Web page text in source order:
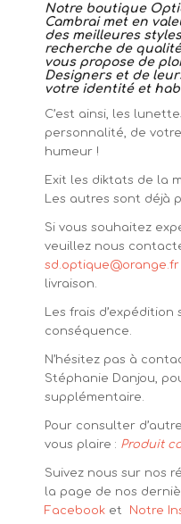
Notre boutique
Cambrai met en
des meilleures
recherche de
vous propose de
Designers et de
votre identité et
C’est ainsi, les
personnalité, de
humeur !
Exit les diktats de la
Les autres sont déjà
Si vous souhaitez
veuillez nous
sd.optique@orange.fr
livraison.
Les frais
conséquence.
N’hésitez pas à
Stéphanie Danjou,
supplémentaire.
Pour consulter
vous plaire : Produit
Suivez nous sur nos
la page de nos
Facebooket Notre